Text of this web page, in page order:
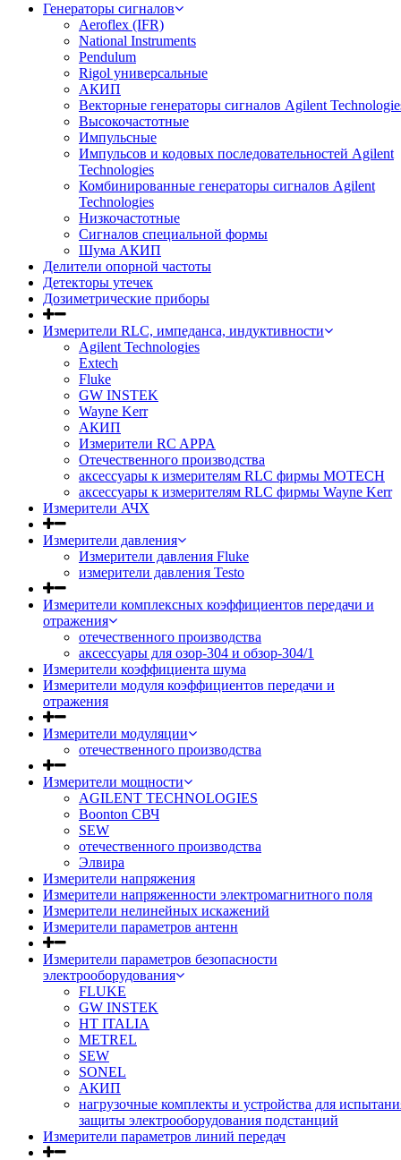
Генераторы сигналов
Aeroflex (IFR)
National Instruments
Pendulum
Rigol универсальные
АКИП
Векторные генераторы сигналов Agilent
Высокочастотные
Импульсные
Импульсов и кодовых последовательностей Agilent
Technologies
Комбинированные генераторы сигналов Agilent
Technologies
Низкочастотные
Сигналов специальной формы
Шума АКИП
Делители опорной частоты
Детекторы утечек
Дозиметрические приборы
Измерители RLC, импеданса, индуктивности
Agilent Technologies
Extech
Fluke
GW INSTEK
Wayne Kerr
АКИП
Измерители RC APPA
Отечественного производства
аксессуары к измерителям RLC фирмы MOTECH
аксессуары к измерителям RLC фирмы Wayne Kerr
Измерители АЧХ
Измерители давления
Измерители давления Fluke
измерители давления Testo
Измерители комплексных коэффициентов передачи и
отражения
отечественного производства
аксессуары для озор-304 и обзор-304/1
Измерители коэффициента шума
Измерители модуля коэффициентов передачи и
отражения
Измерители модуляции
отечественного производства
Измерители мощности
AGILENT TECHNOLOGIES
Boonton СВЧ
SEW
отечественного производства
Элвира
Измерители напряжения
Измерители напряженности электромагнитного поля
Измерители нелинейных искажений
Измерители параметров антенн
Измерители параметров безопасности
электрооборудования
FLUKE
GW INSTEK
HT ITALIA
METREL
SEW
SONEL
АКИП
нагрузочные комплекты и устройства для
защиты электрооборудования подстанций
Измерители параметров линий передач